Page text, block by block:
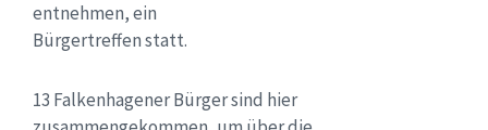
entnehmen, ein
Bürgertreffen statt.
13 Falkenhagener Bürger sind hier